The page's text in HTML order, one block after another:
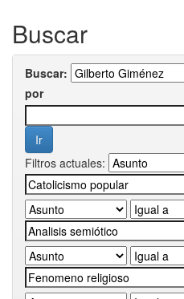
Buscar
Buscar:
por
Filtros actuales: